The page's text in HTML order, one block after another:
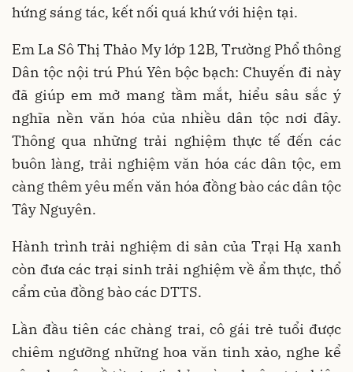
hứng sáng tác, kết nối quá khứ với hiện tại.
Em La Sô Thị Thảo My lớp 12B, Trường Phổ thông
Dân tộc nội trú Phú Yên bộc bạch: Chuyến đi này
đã giúp em mở mang tầm mắt, hiểu sâu sắc ý
nghĩa nền văn hóa của nhiều dân tộc nơi đây.
Thông qua những trải nghiệm thực tế đến các
buôn làng, trải nghiệm văn hóa các dân tộc, em
càng thêm yêu mến văn hóa đồng bào các dân tộc
Tây Nguyên.
Hành trình trải nghiệm di sản của Trại Hạ xanh
còn đưa các trại sinh trải nghiệm về ẩm thực, thổ
cẩm của đồng bào các DTTS.
Lần đầu tiên các chàng trai, cô gái trẻ tuổi được
chiêm ngưỡng những hoa văn tinh xảo, nghe kể